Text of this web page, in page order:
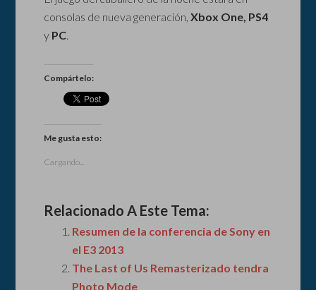
consolas de nueva generación,Xbox One, PS4
y PC
Compártelo:
Me gusta esto:
Cargando...
Relacionado A Este Tema:
Resumen de la conferencia de Sony en
el E3 2013
The Last of Us Remasterizado tendra
Photo Mode